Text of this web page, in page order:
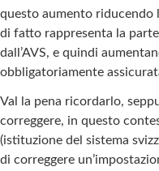
questo aumento riducendo
di fatto rappresenta la
dall’AVS, e quindi
obbligatoriamente
Val la pena ricordarlo,
correggere, in questo
(istituzione del sistema
di correggere